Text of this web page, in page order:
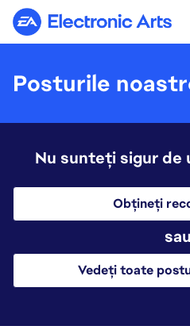
Electronic Arts
Posturile
Nu sunteți sigur de
Obțineți
sau
Vedeți toate